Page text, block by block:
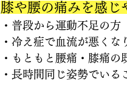
膝や腰の痛みを感じ
・普段から運動不足の方
・冷え症で血流が悪くな
・もともと腰痛・膝痛の
・長時間同じ姿勢でいる